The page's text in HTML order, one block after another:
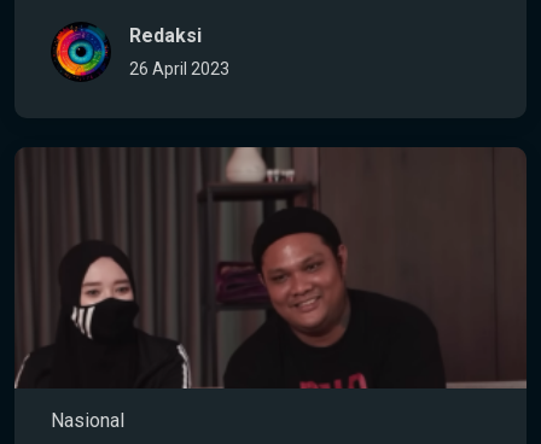
Redaksi
26 April 2023
Nasional